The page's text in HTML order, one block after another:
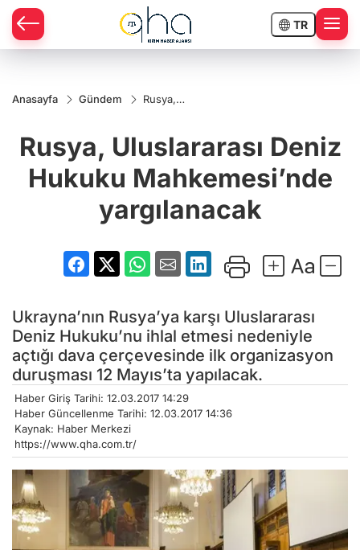
TR
Anasayfa Gündem
Rusya,
Mahkemesi’nde
yargılanacak
Rusya, Uluslararası Deniz
Hukuku Mahkemesi’nde
yargılanacak
Ukrayna’nın Rusya’ya karşı Uluslararası
Deniz Hukuku’nu ihlal etmesi nedeniyle
açtığı dava çerçevesinde ilk organizasyon
duruşması 12 Mayıs’ta yapılacak.
Haber Giriş Tarihi: 12.03.2017 14:29
Haber Güncellenme Tarihi: 12.03.2017 14:36
Kaynak: Haber Merkezi
https://www.qha.com.tr/